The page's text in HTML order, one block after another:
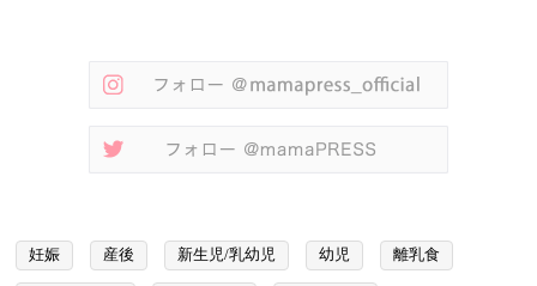
妊娠 産後 新生児/乳幼児 幼児 離乳食